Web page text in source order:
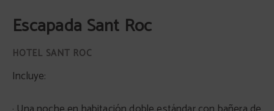
Escapada Sant Roc
Incluye: